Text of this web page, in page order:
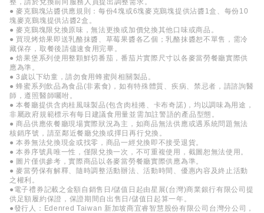
整，請於兌換前向服務人員提出調整需求。
● 麥克鷄塊沾醬供應規則：每份4塊或6塊麥克鷄塊提供沾醬1盒、每份10
塊麥克鷄塊提供沾醬2盒。
● 麥克鷄塊限兌換原味，無法更換或加價兌換其他口味或商品。
● 買現烤焙果即送乳酪抹醬、草莓果醬各乙個；乳酪抹醬恕不單售，需冷
藏保存，取餐後請儘速食用完畢。
● 焙果堡系列使用整顆鮮切番茄，番茄片實際尺寸以各麥當勞餐廳實際供
應為準。
● 3歲以下幼童，請勿食用蜂蜜與相關製品。
● 蜂蜜系列飲品為食品(非素食)，如有特殊體質、疾病、禁忌者，請諮詢醫
師，遵照醫師囑咐。
● 本餐廳提供含肉桂風味製品(包含肉桂捲、卡布奇諾)，均以調味為用途，
非屬政府規範標示有每日建議食用量並需加註警語的產品型態。
● 商品供應依餐廳現場實際狀況為主，如商品無法供應或遇系統問題無法
核銷序號，請至鄰近餐廳兌換或擇日再行兌換。
● 本券無法兌換現金或找零，商品一經兌換即不接受退貨。
● 本券序號具唯一性，僅限兌換一次，不可重複使用，截圖恕無法使用。
● 圖片僅供參考，實際商品以各麥當勞餐廳實際供應為準。
● 麥當勞保有解釋、隨時調整活動辦法、活動時間、優惠內容及終止活動
之權利。
●電子禮券記載之金額自銷售日/儲值日起由星展(台灣)商業銀行有限公司提
供足額履約保證，保證期間自出售日/儲值日起算一年。
●發行人：Edenred Taiwan 新加坡商宜睿智慧股份有限公司台灣分公司，